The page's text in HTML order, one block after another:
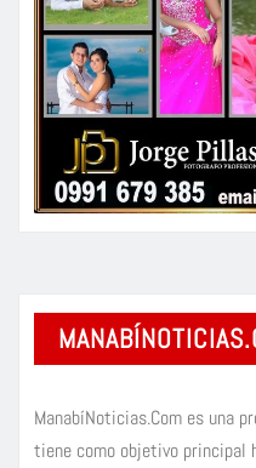
ManabíNoticias.Com es una
tiene como objetivo principal